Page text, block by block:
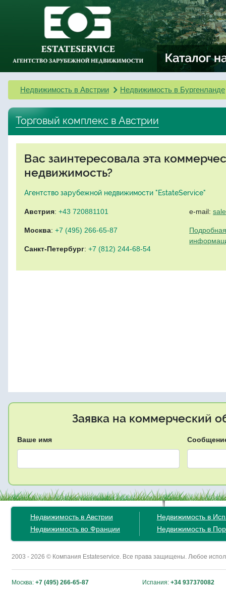
Недвижимость в Австрии Недвижимость в Бургенланде
Торговый комплекс в Австрии
Вас заинтересовала эта
недвижимость?
Агентство зарубежной недвижимости "EstateService"
Австрия: +43 720881101
Москва: +7 (495) 266-65-87
Санкт-Петербург: +7 (812) 244-68-54
e-mail:
Заявка на коммерческий
Ваше имя
Недвижимость в Австрии
Недвижимость во Франции
Недвижимость в
Недвижимость в
2003 - 2026 © Компания Estateservice. Все права защищены. Любое
Москва: +7 (495) 266-65-87 Испания: +34 937370082